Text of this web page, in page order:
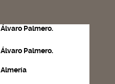
Álvaro Palmero.
Álvaro Palmero.
Almería